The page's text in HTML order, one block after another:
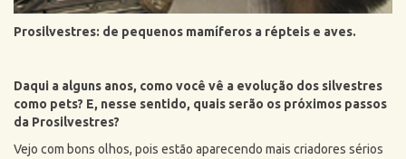
Prosilvestres: de pequenos mamíferos a répteis e aves.
Daqui a alguns anos, como você vê a evolução dos silvestres
como pets? E, nesse sentido, quais serão os próximos passos
da Prosilvestres?
Vejo com bons olhos, pois estão aparecendo mais criadores sérios